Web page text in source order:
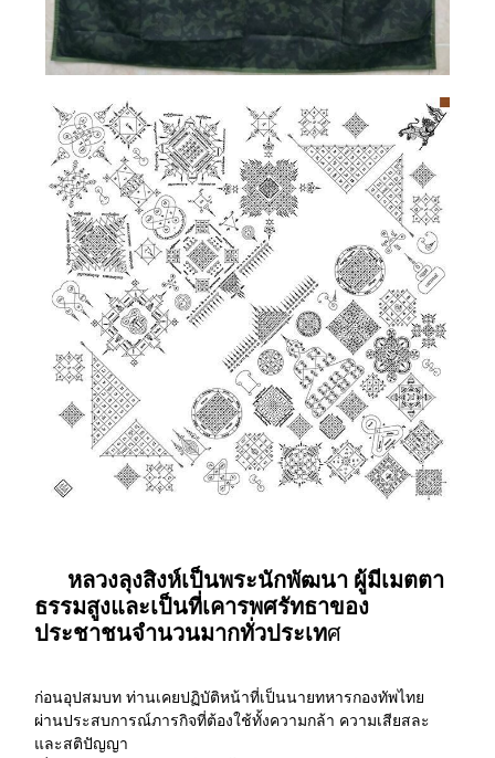
หลวงลุงสิงห์เป็นพระนักพัฒนา ผู้มีเมตตา
ธรรมสูงและเป็นที่เคารพศรัทธาของ
ประชาชนจำนวนมากทั่วประเทศ
ก่อนอุปสมบท ท่านเคยปฏิบัติหน้าที่เป็นนายทหารกองทัพไทย
ผ่านประสบการณ์ภารกิจที่ต้องใช้ทั้งความกล้า ความเสียสละ
และสติปัญญา